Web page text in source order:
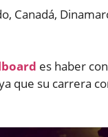
Canadá,
es haber
que su carrera